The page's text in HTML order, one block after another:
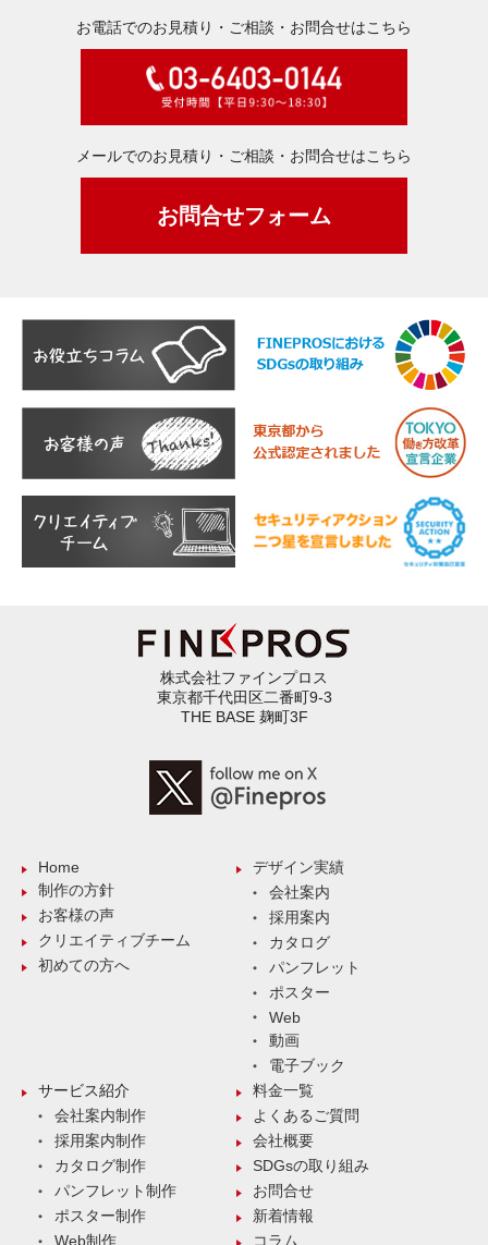
お電話でのお見積り・ご相談・お問合せはこちら
メールでのお見積り・ご相談・お問合せはこちら
お問合せフォーム
株式会社ファインプロス
東京都千代田区二番町9-3
THE BASE 麹町3F
Home
制作の方針
お客様の声
クリエイティブチーム
初めての方へ
デザイン実績
会社案内
採用案内
カタログ
パンフレット
ポスター
Web
動画
電子ブック
サービス紹介
会社案内制作
採用案内制作
カタログ制作
パンフレット制作
ポスター制作
Web制作
料金一覧
よくあるご質問
会社概要
SDGsの取り組み
お問合せ
新着情報
コラム